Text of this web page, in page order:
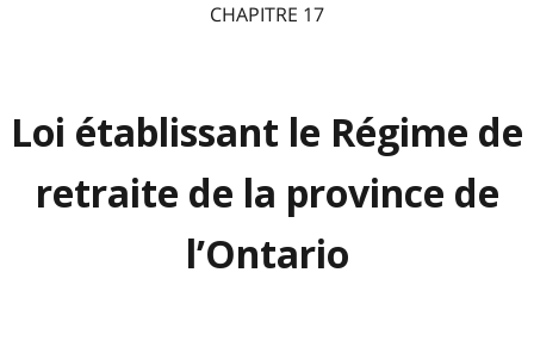
CHAPITRE 17
Loi établissant le Régime de
retraite de la province de
l’Ontario